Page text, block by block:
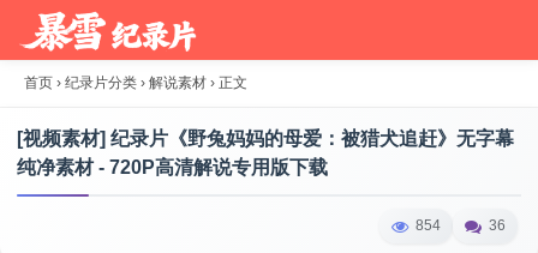
首页 › 纪录片分类 › 解说素材 › 正文
[视频素材] 纪录片《野兔妈妈的母爱：被猎犬追赶》无字幕
纯净素材 - 720P高清解说专用版下载
854 36